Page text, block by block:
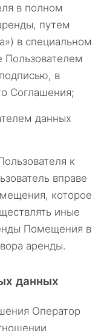
в полном
путем
в специальном
Пользователем
в
Соглашения;
данных
к
вправе
которое
иные
Помещения в
аренды.
данных
Оператор